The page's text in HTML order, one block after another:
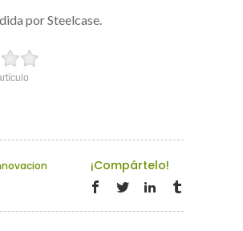
por Steelcase.
¡Compártelo!